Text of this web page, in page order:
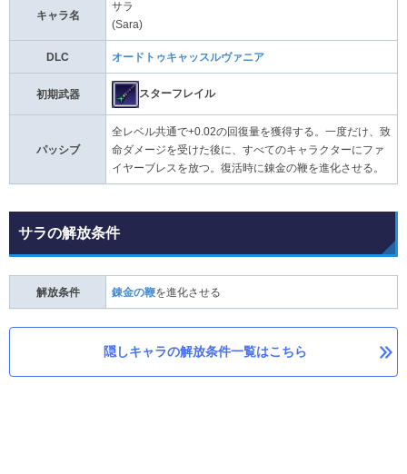
キャラ名
サラ
(Sara)
DLC オードトゥキャッスルヴァニア
初期武器 スターフレイル
パッシブ
全レベル共通で+0.02の回復量を獲得する。一度だけ、致
命ダメージを受けた後に、すべてのキャラクターにファ
イヤーブレスを放つ。復活時に錬金の鞭を進化させる。
サラの解放条件
解放条件 錬金の鞭を進化させる
隠しキャラの解放条件一覧はこちら